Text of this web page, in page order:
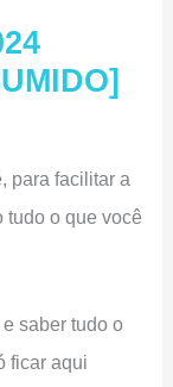
para facilitar a
tudo o que você
saber tudo o
ficar aqui